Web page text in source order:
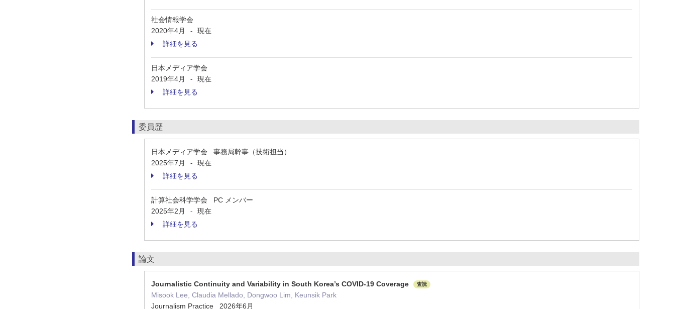
社会情報学会
2020年4月
-
現在
詳細を見る
日本メディア学会
2019年4月
-
現在
詳細を見る
委員歴
日本メディア学会 事務局幹事（技術担当）
2025年7月
-
現在
詳細を見る
計算社会科学学会 PC メンバー
2025年2月
-
現在
詳細を見る
論文
Journalistic Continuity and Variability in South Korea’s COVID-19 Coverage 査読
Misook Lee, Claudia Mellado, Dongwoo Lim, Keunsik Park
Journalism Practice 2026年6月